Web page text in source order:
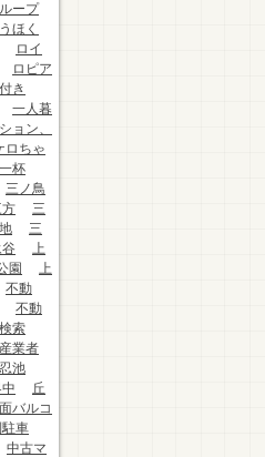
ループ
ほく
ロイ
ロピア
き
一人暮
ョン、
ロちゃ
一杯
三ノ鳥
三
三
上
園
上
不動
不動
索
業者
池
丘
バルコ
駐車
中古マ